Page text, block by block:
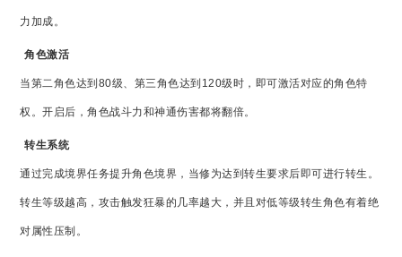
力加成。
角色激活
当第二角色达到80级、第三角色达到120级时，即可激活对应的角色特
权。开启后，角色战斗力和神通伤害都将翻倍。
转生系统
通过完成境界任务提升角色境界，当修为达到转生要求后即可进行转生。
转生等级越高，攻击触发狂暴的几率越大，并且对低等级转生角色有着绝
对属性压制。